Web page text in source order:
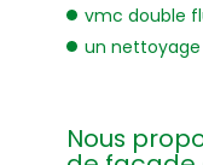
vmc double
un
Nous